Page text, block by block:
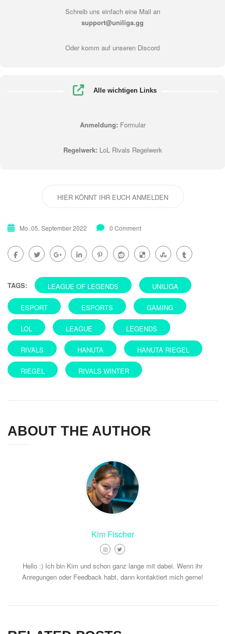
Schreib uns einfach eine Mail an
support@uniliga.gg
Oder komm auf unseren Discord
Alle wichtigen Links
Anmeldung: Formular
Regelwerk: LoL Rivals Regelwerk
HIER KÖNNT IHR EUCH ANMELDEN
Mo. 05. September 2022 0 Comment
TAGS: LEAGUE OF LEGENDS UNILIGA
ESPORT ESPORTS GAMING
LOL LEAGUE LEGENDS
RIVALS HANUTA HANUTA RIEGEL
RIEGEL RIVALS WINTER
ABOUT THE AUTHOR
Kim Fischer
Hello :) Ich bin Kim und schon ganz lange mit dabei. Wenn ihr
Anregungen oder Feedback habt, dann kontaktiert mich gerne!